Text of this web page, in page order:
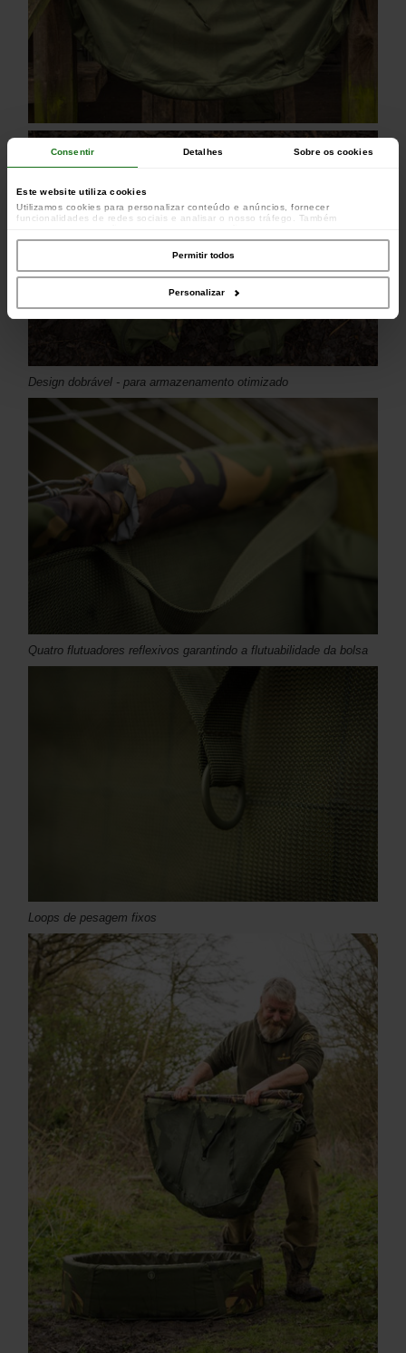
Consentir Detalhes Sobre os cookies
Este website utiliza cookies
Utilizamos cookies para personalizar conteúdo e anúncios, fornecer
funcionalidades de redes sociais e analisar o nosso tráfego. Também
parceiros de redes sociais, de publicidade e de análise, que as podem combinar
com outras informações que lhes forneceu ou recolhidas por estes a partir da
sua utilização dos respetivos serviços.
Permitir todos
Personalizar
Design dobrável - para armazenamento otimizado
Quatro flutuadores reflexivos garantindo a flutuabilidade da bolsa
Loops de pesagem fixos